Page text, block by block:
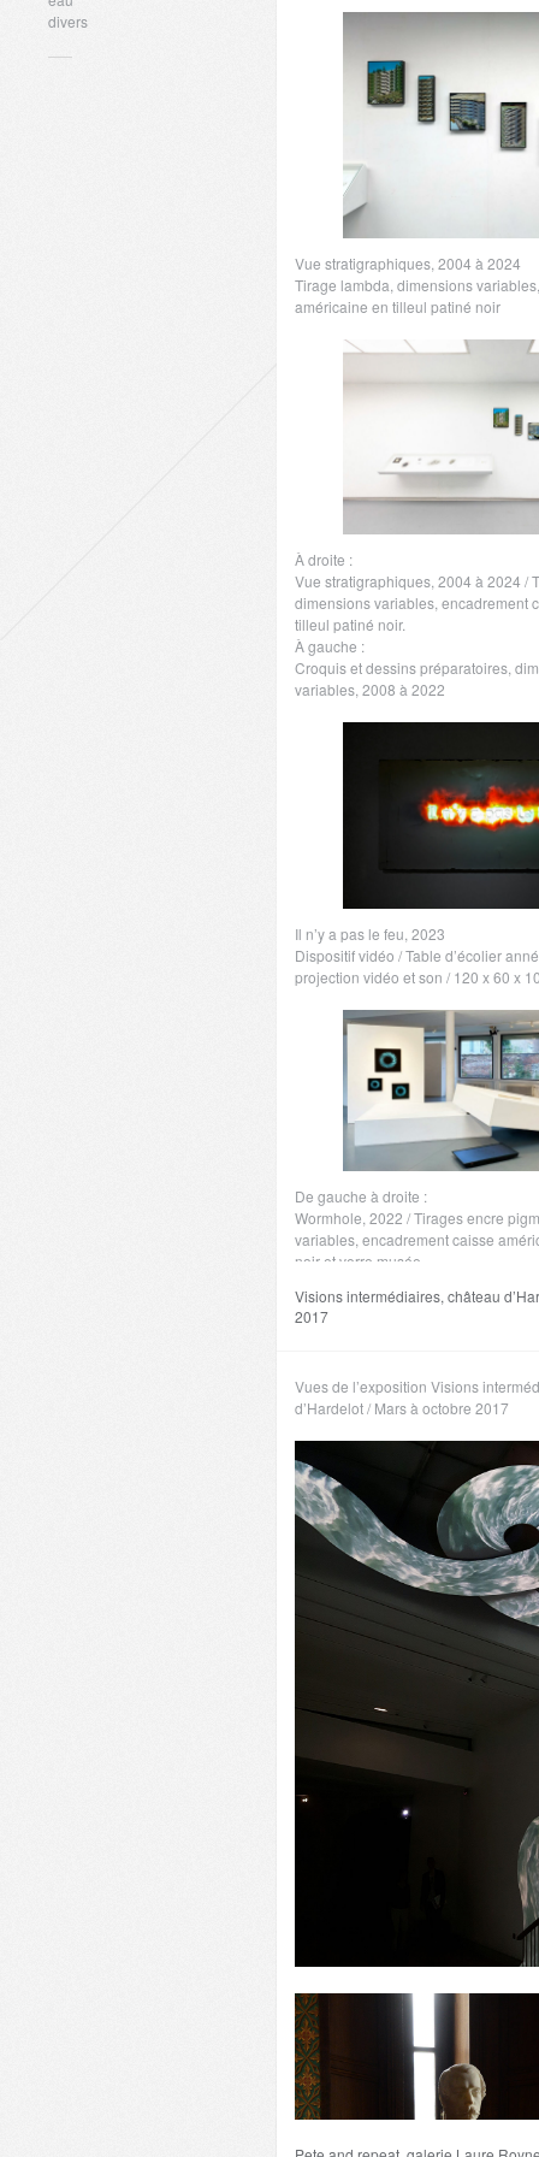
divers
du Gard 2024-2025
7 mois ago
Vue stratigraphiques, 2004 à 2024
Tirage lambda, dimensions
américaine en tilleul patiné noir
À droite :
Vue stratigraphiques, 2004 à 2024 /
dimensions variables, encadrement
tilleul patiné noir.
À gauche :
Croquis et dessins préparatoires,
variables, 2008 à 2022
Il n’y a pas le feu, 2023
Dispositif vidéo / Table d’écolier
projection vidéo et son / 120 x 60 x
De gauche à droite :
Wormhole, 2022 / Tirages encre
variables, encadrement caisse
noir et verre musée.
boucle
Squelette de nuage, 2023 /
Squelette de nuage, 2023 /
cm / Collection privée
Ensemble de dessins vectoriels.
de gauche à droite :
Encre pigmentaire du papier Arche
Cadre aluminium
Visions intermédiaires, château
2017
Vues de l’exposition Visions
d’Hardelot / Mars à octobre 2017